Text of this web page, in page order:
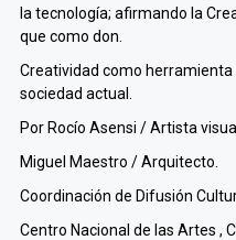
la tecnología; afirmando la
que como don.
Creatividad como
sociedad actual.
Por Rocío Asensi / Artista
Miguel Maestro / Arquitecto.
Coordinación de Difusión
Centro Nacional de las Artes ,